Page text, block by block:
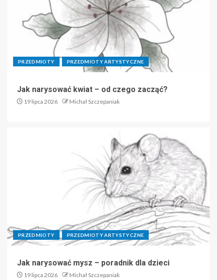
PRZEDMIOTY PRZEDMIOTY ARTYSTYCZNE
Jak narysować kwiat – od czego zacząć?
19 lipca 2026 Michał Szczepaniak
PRZEDMIOTY PRZEDMIOTY ARTYSTYCZNE
Jak narysować mysz – poradnik dla dzieci
19 lipca 2026 Michał Szczepaniak